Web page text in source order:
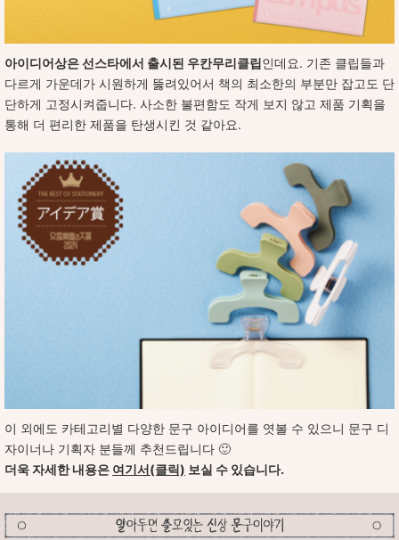
아이디어상은 선스타에서 출시된 우칸무리클립인데요. 기존 클립들과
다르게 가운데가 시원하게 뚫려있어서 책의 최소한의 부분만 잡고도 단
단하게 고정시켜줍니다. 사소한 불편함도 작게 보지 않고 제품 기획을
통해 더 편리한 제품을 탄생시킨 것 같아요.
이 외에도 카테고리별 다양한 문구 아이디어를 엿볼 수 있으니 문구 디
자이너나 기획자 분들께 추천드립니다 🙂
더욱 자세한 내용은 여기서(클릭) 보실 수 있습니다.